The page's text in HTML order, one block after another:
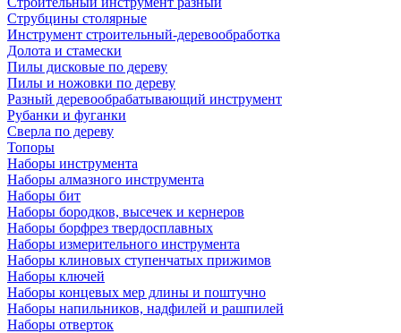
Струбцины столярные
Инструмент строительный-деревообработка
Долота и стамески
Пилы дисковые по дереву
Пилы и ножовки по дереву
Разный деревообрабатывающий инструмент
Рубанки и фуганки
Сверла по дереву
Топоры
Наборы инструмента
Наборы алмазного инструмента
Наборы бит
Наборы бородков, высечек и кернеров
Наборы борфрез твердосплавных
Наборы измерительного инструмента
Наборы клиновых ступенчатых прижимов
Наборы ключей
Наборы концевых мер длины и поштучно
Наборы напильников, надфилей и рашпилей
Наборы отверток